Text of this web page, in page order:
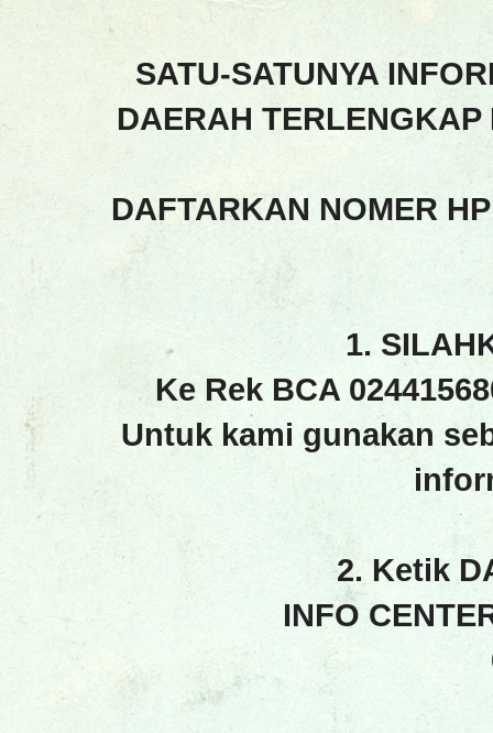
SATU-SATUNYA
DAERAH TERLENGKAP
DAFTARKAN NOMER
1.
Ke Rek BCA
Untuk kami gunakan
2. Ketik
INFO